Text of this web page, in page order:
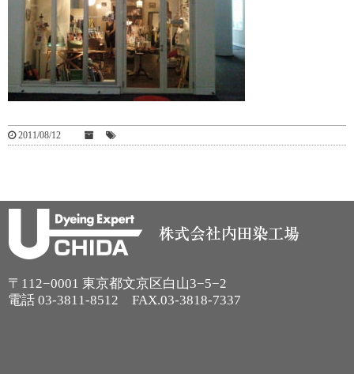
2011/08/12
〒112−0001 東京都文京区白山3−5−2
電話 03-3811-8512 FAX.03-3818-7337